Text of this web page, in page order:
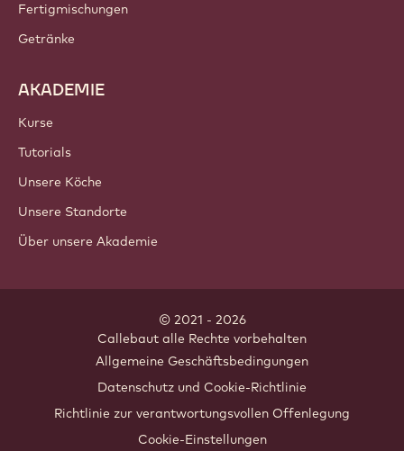
Fertigmischungen
Getränke
AKADEMIE
Kurse
Tutorials
Unsere Köche
Unsere Standorte
Über unsere Akademie
© 2021 - 2026
Callebaut alle Rechte vorbehalten
navigation
Allgemeine Geschäftsbedingungen
Datenschutz und Cookie-Richtlinie
Richtlinie zur verantwortungsvollen Offenlegung
Cookie-Einstellungen